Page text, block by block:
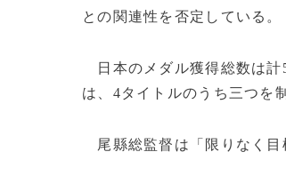
との関連性を否定している。
日本のメダル獲得総数は計
は、4タイトルのうち三つを
尾縣総監督は「限りなく目